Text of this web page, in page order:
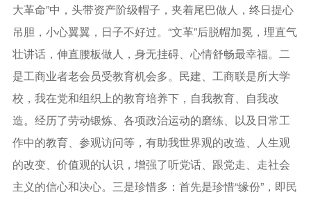
大革命”中，头带资产阶级帽子，夹着尾巴做人，终日提心
吊胆，小心翼翼，日子不好过。“文革”后脱帽加冕，理直气
壮讲话，伸直腰板做人，身无挂碍、心情舒畅最幸福。二
是工商业者老会员受教育机会多。民建、工商联是所大学
校，我在党和组织上的教育培养下，自我教育、自我改
造。经历了劳动锻炼、各项政治运动的磨练、以及日常工
作中的教育、参观访问等，有助我世界观的改造、人生观
的改变、价值观的认识，增强了听党话、跟党走、走社会
主义的信心和决心。三是珍惜多：首先是珍惜“缘份”，即民